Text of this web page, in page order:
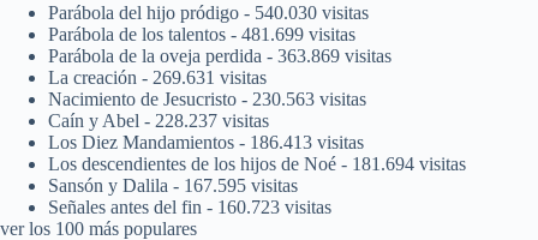
Parábola del hijo pródigo - 540.030 visitas
Parábola de los talentos - 481.699 visitas
Parábola de la oveja perdida - 363.869 visitas
La creación - 269.631 visitas
Nacimiento de Jesucristo - 230.563 visitas
Caín y Abel - 228.237 visitas
Los Diez Mandamientos - 186.413 visitas
Los descendientes de los hijos de Noé - 181.694 visitas
Sansón y Dalila - 167.595 visitas
Señales antes del fin - 160.723 visitas
ver los 100 más populares